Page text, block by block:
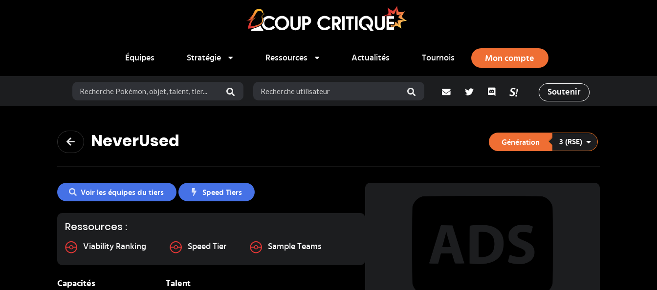
Équipes
Stratégie Ressources Actualités Tournois Mon compte
adresse email
Twitter DiscordLa Salty Room sur Pokémon
Soutenir
NeverUsed Génération 3 (RSE)
Voir les équipes du tiers Speed Tiers
Ressources :
Viability Ranking Speed Tier Sample Teams
Capacités Talent